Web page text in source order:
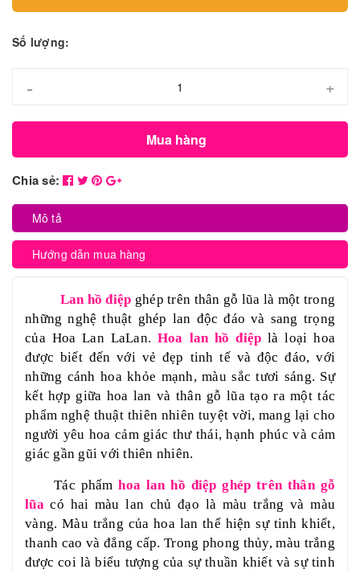
Số lượng:
- +
Mua hàng
Chia sẻ:
Mô tả
Hướng dẫn mua hàng
Lan hồ điệp ghép trên thân gỗ lũa là một trong
những nghệ thuật ghép lan độc đáo và sang trọng
của Hoa Lan LaLan. Hoa lan hồ điệp là loại hoa
được biết đến với vẻ đẹp tinh tế và độc đáo, với
những cánh hoa khỏe mạnh, màu sắc tươi sáng. Sự
kết hợp giữa hoa lan và thân gỗ lũa tạo ra một tác
phẩm nghệ thuật thiên nhiên tuyệt vời, mang lại cho
người yêu hoa cảm giác thư thái, hạnh phúc và cảm
giác gần gũi với thiên nhiên.
Tác phẩmhoa lan hồ điệp ghép trên thân gỗ
lũacó hai màu lan chủ đạo là màu trắng và màu
vàng. Màu trắng của hoa lan thể hiện sự tinh khiết,
thanh cao và đẳng cấp. Trong phong thủy, màu trắng
được coi là biểu tượng của sự thuần khiết và sự tinh